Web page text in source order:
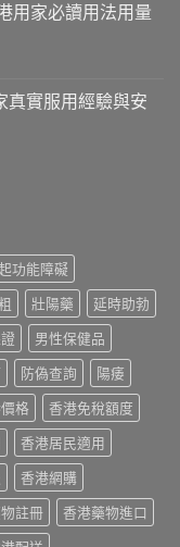
用家必讀用法用量
真實服用經驗與安
功能障礙
壯陽藥
延時助勃
男性保健品
防偽查詢
陽痿
格
香港免稅額度
香港居民適用
香港網購
註冊
香港藥物進口